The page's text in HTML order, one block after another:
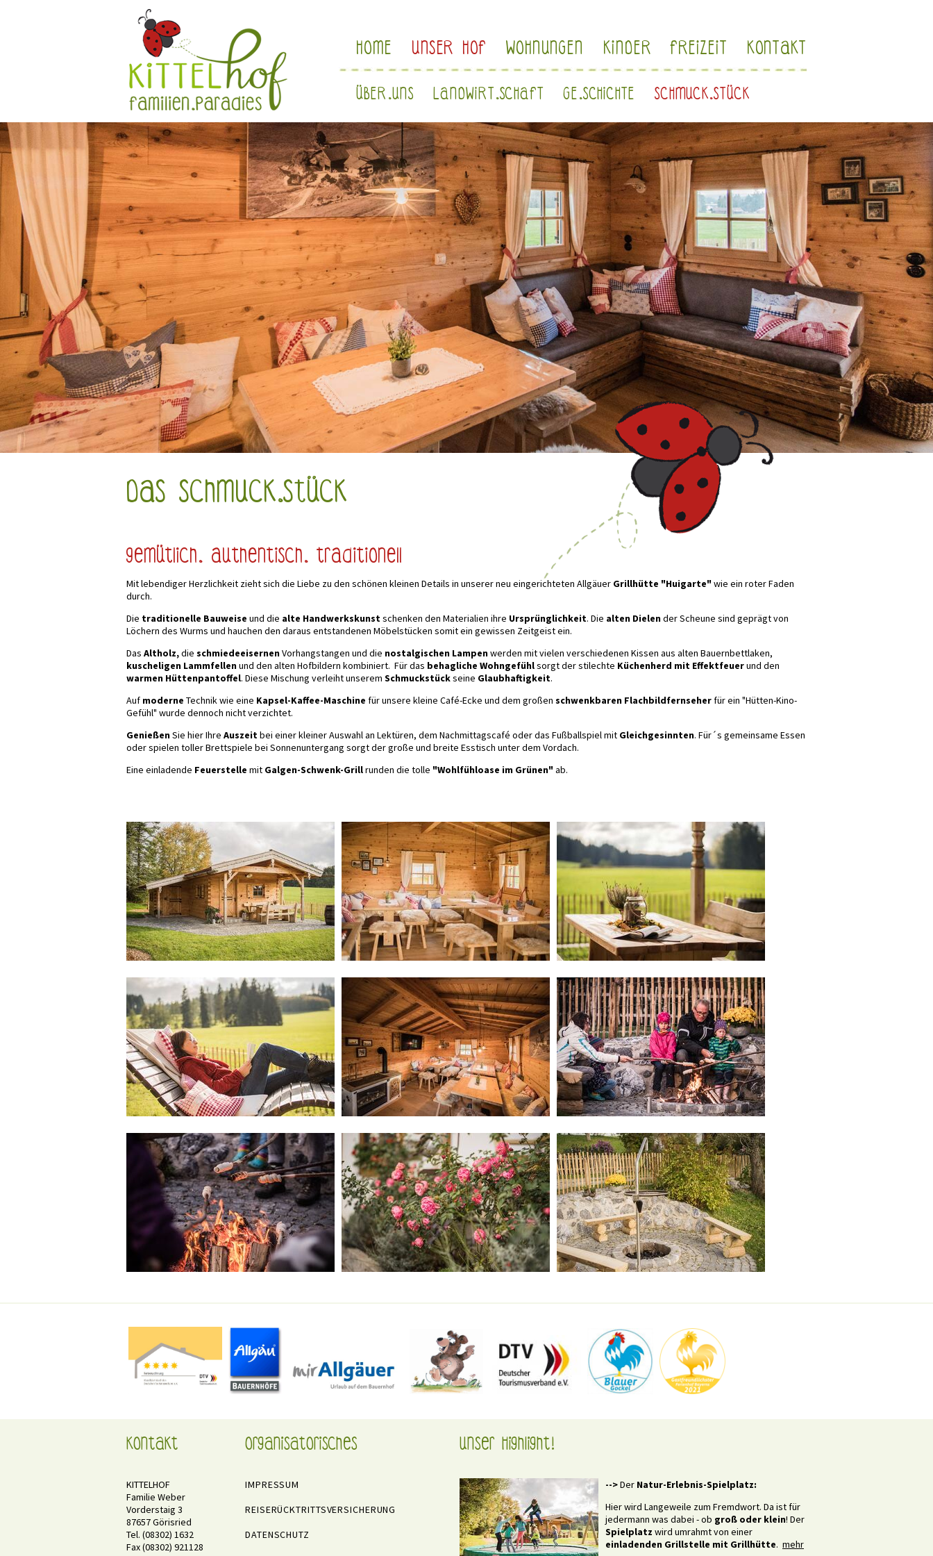
Navigation
überspringen
HOME UNSER HOF WOHNUNGEN KINDER FREIZEIT KONTAKT
Navigation
überspringen
ÜBER.UNS LANDWIRT.SCHAFT GE.SCHICHTE SCHMUCK.STÜCK
Das Schmuck.stück
gemütlich. authentisch. traditionell
Mit lebendiger Herzlichkeit zieht sich die Liebe zu den schönen kleinen Details in unserer neu eingerichteten Allgäuer Grillhütte "Huigarte"wie ein roter Faden
durch.
Die traditionelle Bauweise und die alte Handwerkskunstschenken den Materialien ihre Ursprünglichkeit. Die alten Dielender Scheune sind geprägt von
Löchern des Wurms und hauchen den daraus entstandenen Möbelstücken somit ein gewissen Zeitgeist ein.
Das Altholz,die schmiedeeisernenVorhangstangen und die nostalgischen Lampenwerden mit vielen verschiedenen Kissen aus alten Bauernbettlaken,
kuscheligen Lammfellenund den alten Hofbildern kombiniert. Für das behagliche Wohngefühlsorgt der stilechte Küchenherd mit Effektfeuerund den
warmen Hüttenpantoffel. Diese Mischung verleiht unserem Schmuckstückseine Glaubhaftigkeit.
Auf moderne Technik wie eine Kapsel-Kaffee-Maschine für unsere kleine Café-Ecke und dem großen schwenkbaren Flachbildfernseherfür ein "Hütten-Kino-
Gefühl" wurde dennoch nicht verzichtet.
GenießenSie hier Ihre Auszeitbei einer kleiner Auswahl an Lektüren, dem Nachmittagscafé oder das Fußballspiel mit Gleichgesinnten. Für´s gemeinsame Essen
oder spielen toller Brettspiele bei Sonnenuntergang sorgt der große und breite Esstisch unter dem Vordach.
Eine einladende Feuerstelle mit Galgen-Schwenk-Grillrunden die tolle "Wohlfühloase im Grünen"ab.
Kontakt
KITTELHOF
Familie Weber
Vorderstaig 3
87657 Görisried
Tel. (08302) 1632
Fax (08302) 921128
Organisatorisches
IMPRESSUM
REISERÜCKTRITTSVERSICHERUNG
DATENSCHUTZ
Unser Highlight!
-->Der Natur-Erlebnis-Spielplatz:
Hier wird Langeweile zum Fremdwort. Da ist für
jedermann was dabei - ob groß oder klein! Der
Spielplatz wird umrahmt von einer
einladenden Grillstelle mit Grillhütte. mehr